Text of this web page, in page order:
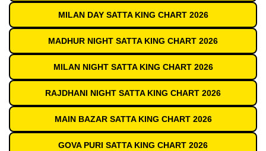
MILAN DAY SATTA KING CHART 2026
MADHUR NIGHT SATTA KING CHART 2026
MILAN NIGHT SATTA KING CHART 2026
RAJDHANI NIGHT SATTA KING CHART 2026
MAIN BAZAR SATTA KING CHART 2026
GOVA PURI SATTA KING CHART 2026